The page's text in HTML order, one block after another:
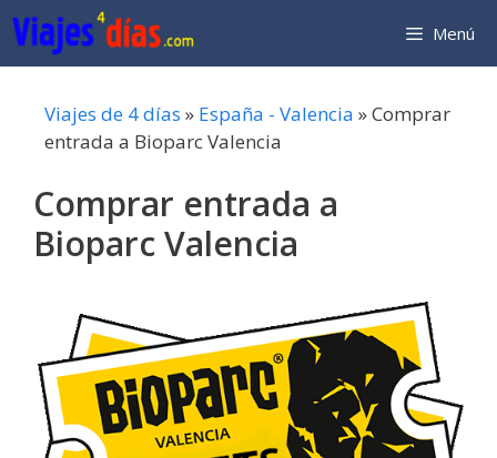
Saltar
al
contenido
Menú
Viajes de 4 días » España - Valencia »Comprar
entrada a Bioparc Valencia
Comprar entrada a
Bioparc Valencia